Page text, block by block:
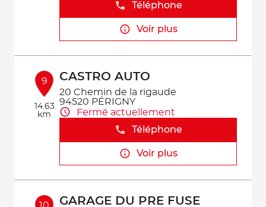
Téléphone
Voir plus
9
14.63
km
CASTRO AUTO
20 Chemin de la rigaude
94520 PÉRIGNY
Fermé actuellement
Téléphone
Voir plus
GARAGE DU PRE FUSE